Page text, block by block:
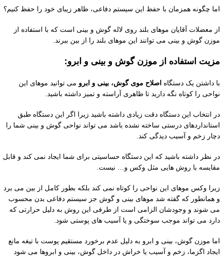
اما چگونه همزمان با حفظ این سیستم دفاعی، ظاهر زیبای خود را حفظ کنیم؟
از معضلات آقایان موهای بلند روی لاله گوش و بینی است که با استفاده از
موزن گوش و بینی می توانند این موهای بلند را از بین ببرند.
مزیت استفاده از موزن گوش و بینی و ابرو:
با داشتن یک دستگاه اصلاح موی گوش، بینی و ابرو می توانید موهای این
نواحی را کوتاه نگه دارید تا ظاهری آراسته و تمیز داشته باشید.
در انتخاب این دستگاه دقت زیادی داشته باشید زیرا اگر این دستگاه طبق
استانداردهای درستی ساخته نشده باشد می تواند نواحی گوش و بینی شما را
دچار زخم و آسیب دیدگی کند.
در نظر داشته باشید که این دستگاه حساسیتی برای شما ایجاد نمی کند و قابل
مقایسه با روش هایی مثل وکس و… نیست.
زیرا وکس موهای این نواحی را کوتاه نمی کند بلکه بطور کامل از بین می برد
و همانطور که گفته شد موهای بینی و گوش جز سیستم دفاعی بدن محسوب
می شوند و وجودشان الزامی است از طرفی این روش به دلیل حرارتی که
دارد می تواند موجب سوختگی و یا آسیب های پوستی شود.
اما موزن گوش، بینی و ابرو به دلیل عدم برخورد مستقیم پوست با تیغه مانع
ایجاد اگزما، زخم و آسیب یا خراش در داخل گوش، بینی و ابروها می شود